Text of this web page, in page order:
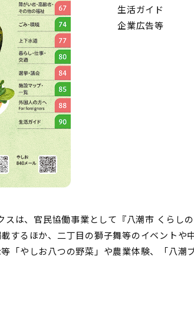
生活ガイド
企業広告等
は、官民協働事業として『八潮市 くらし
するほか、二丁目の獅子舞等のイベントや
「やしお八つの野菜」や農業体験、「八潮